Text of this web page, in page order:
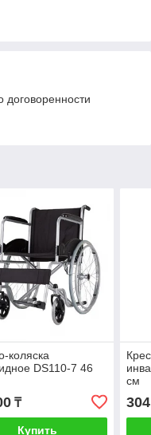
договоренности
коляска
DS110-7 46
₸
Купить
см